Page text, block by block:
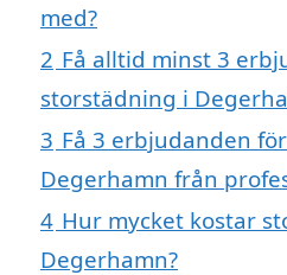
med?
2 Få alltid minst 3
storstädning i
3 Få 3 erbjudanden
Degerhamn från
4 Hur mycket kostar
Degerhamn?